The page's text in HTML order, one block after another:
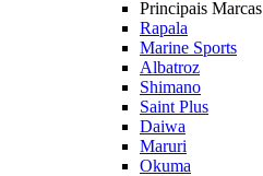
Principais Marcas
Rapala
Marine Sports
Albatroz
Shimano
Saint Plus
Daiwa
Maruri
Okuma